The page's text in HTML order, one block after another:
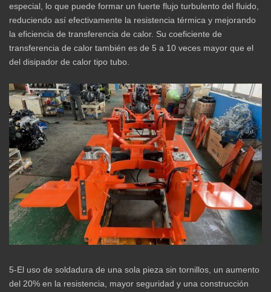
especial, lo que puede formar un fuerte flujo turbulento del fluido,
reduciendo así efectivamente la resistencia térmica y mejorando
la eficiencia de transferencia de calor. Su coeficiente de
transferencia de calor también es de 5 a 10 veces mayor que el
del disipador de calor tipo tubo.
5-El uso de soldadura de una sola pieza sin tornillos, un aumento
del 20% en la resistencia, mayor seguridad y una construcción